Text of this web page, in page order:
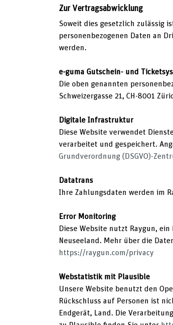
Zur Vertragsabwicklung
Soweit dies gesetzlich zulässig
personenbezogenen Daten an
werden.
e-guma Gutschein- und
Die oben genannten
Schweizergasse 21, CH-8001
Digitale Infrastruktur
Diese Website verwendet
verarbeitet und gespeichert.
Grundverordnung (DSGVO)-
Datatrans
Ihre Zahlungsdaten werden im
Error Monitoring
Diese Website nutzt Raygun,
Neuseeland. Mehr über die
https://raygun.com/privacy
Webstatistik mit Plausible
Unsere Website benutzt den
Rückschluss auf Personen ist
Endgerät, Land. Die